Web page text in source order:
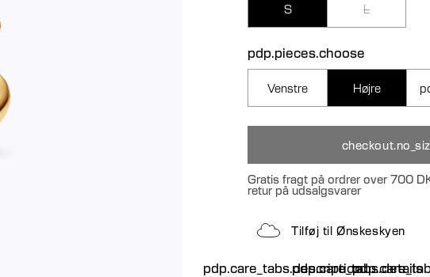
S L
pdp.pieces.choose
Venstre Højre
Gratis fragt på ordrer over 700
retur på udsalgsvarer
Tilføj til Ønskeskyen
pdp.care_tabs.description
pdp.care_tabs.details